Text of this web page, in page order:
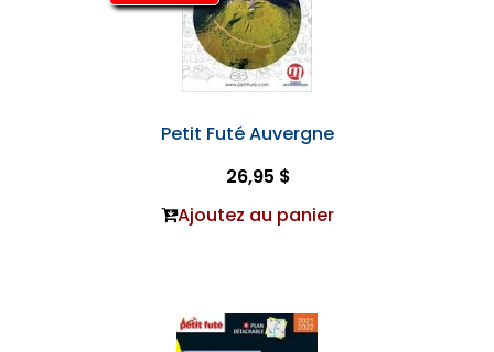
Petit Futé Auvergne
26,95 $
Ajoutez au panier